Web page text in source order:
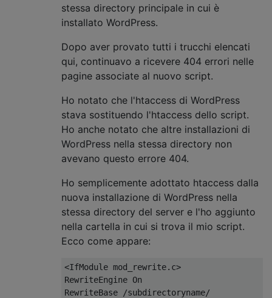
stessa directory principale in cui è
installato WordPress.
Dopo aver provato tutti i trucchi elencati
qui, continuavo a ricevere 404 errori nelle
pagine associate al nuovo script.
Ho notato che l'htaccess di WordPress
stava sostituendo l'htaccess dello script.
Ho anche notato che altre installazioni di
WordPress nella stessa directory non
avevano questo errore 404.
Ho semplicemente adottato htaccess dalla
nuova installazione di WordPress nella
stessa directory del server e l'ho aggiunto
nella cartella in cui si trova il mio script.
Ecco come appare:
<IfModule mod_rewrite. c>
RewriteEngine On
RewriteBase /subdirectoryname/